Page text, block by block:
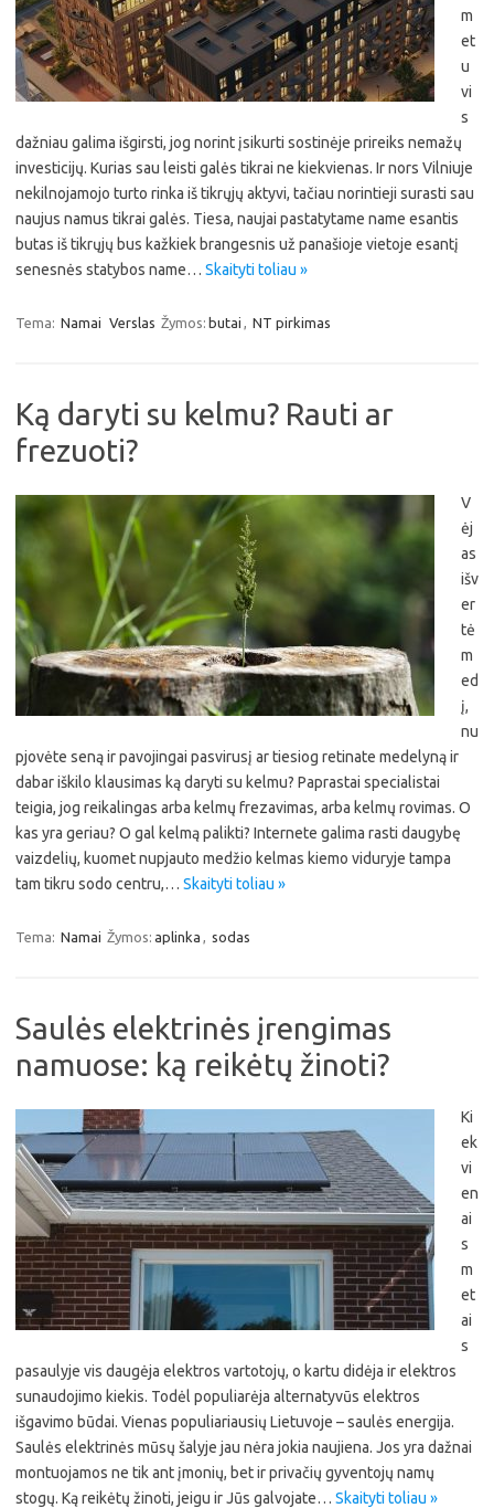
m
et
u
vi
s
dažniau galima išgirsti, jog norint įsikurti sostinėje prireiks nemažų
investicijų. Kurias sau leisti galės tikrai ne kiekvienas. Ir nors Vilniuje
nekilnojamojo turto rinka iš tikrųjų aktyvi, tačiau norintieji surasti sau
naujus namus tikrai galės. Tiesa, naujai pastatytame name esantis
butas iš tikrųjų bus kažkiek brangesnis už panašioje vietoje esantį
senesnės statybos name… Skaityti toliau »
Tema: Namai Verslas Žymos: butai , NT pirkimas
Ką daryti su kelmu? Rauti ar
frezuoti?
V
ėj
as
išv
er
tė
m
ed
į,
nu
pjovėte seną ir pavojingai pasvirusį ar tiesiog retinate medelyną ir
dabar iškilo klausimas ką daryti su kelmu? Paprastai specialistai
teigia, jog reikalingas arba kelmų frezavimas, arba kelmų rovimas. O
kas yra geriau? O gal kelmą palikti? Internete galima rasti daugybę
vaizdelių, kuomet nupjauto medžio kelmas kiemo viduryje tampa
tam tikru sodo centru,… Skaityti toliau »
Tema: Namai Žymos: aplinka , sodas
Saulės elektrinės įrengimas
namuose: ką reikėtų žinoti?
Ki
ek
vi
en
ai
s
m
et
ai
s
pasaulyje vis daugėja elektros vartotojų, o kartu didėja ir elektros
sunaudojimo kiekis. Todėl populiarėja alternatyvūs elektros
išgavimo būdai. Vienas populiariausių Lietuvoje – saulės energija.
Saulės elektrinės mūsų šalyje jau nėra jokia naujiena. Jos yra dažnai
montuojamos ne tik ant įmonių, bet ir privačių gyventojų namų
stogų. Ką reikėtų žinoti, jeigu ir Jūs galvojate… Skaityti toliau »